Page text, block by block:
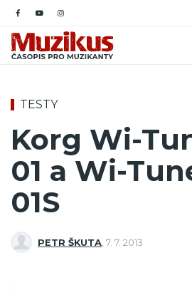
TESTY
Korg Wi-
01 a Wi-
01S
PETR ŠKUTA 7. 7. 2013